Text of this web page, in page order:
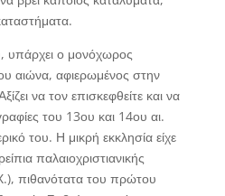
υπάρχει ο μονόχωρος
αιώνα, αφιερωμένος στην
να τον επισκεφθείτε και να
του 13ου και 14ου αι.
του. Η μικρή εκκλησία είχε
παλαιοχριστιανικής
πιθανότατα του πρώτου